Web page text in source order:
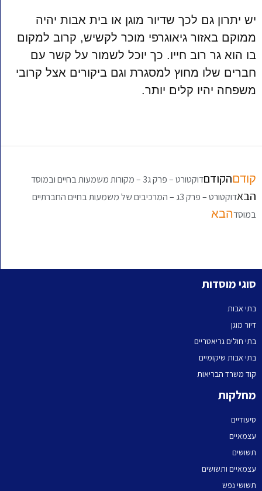
יש יתרון גם לכך שדיור מוגן או בית אבות יהיה
ממוקם באזור גיאוגרפי מוכר לקשיש, קרוב למקום
בו הוא גר רוב חייו. כך יוכל לשמור על קשר עם
חברים שלו מחוץ למסגרת וגם ביקורים אצל קרובי
משפחה יהיו קלים יותר.
קודםהקודםדוקטורט – פרק ג3 – מקורות משמעות בחיים ובמוסד
הבא
דוקטורט – פרק 3ג – המרכיבים של משמעות בחיים החברתיים
במוסדהבא
סוגי מוסדות
בתי אבות
דיור מוגן
בתי חולים גריאטריים
בתי אבות שיקומיים
קוד משרד הבריאות
מחלקות
סיעודיים
עצמאיים
תשושים
עצמאיים ותשושים
תשושי נפש